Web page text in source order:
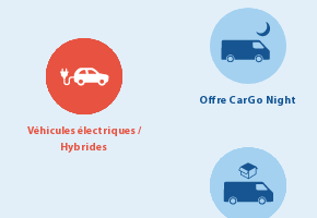
Véhicules électriques /
Hybrides
Offre CarGo Night